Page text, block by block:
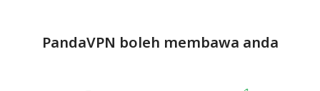
PandaVPN boleh membawa anda